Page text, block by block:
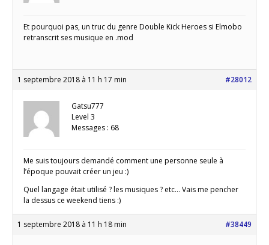
Et pourquoi pas, un truc du genre Double Kick Heroes si Elmobo
retranscrit ses musique en .mod
1 septembre 2018 à 11 h 17 min #28012
Gatsu777
Level 3
Messages : 68
Me suis toujours demandé comment une personne seule à
l’époque pouvait créer un jeu :)
Quel langage était utilisé ? les musiques ? etc… Vais me pencher
la dessus ce weekend tiens :)
1 septembre 2018 à 11 h 18 min #38449